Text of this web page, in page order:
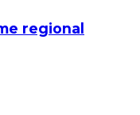
regional